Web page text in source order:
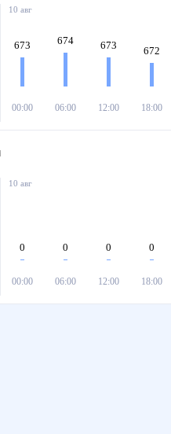
10 авг
673
00:00
674
06:00
673
12:00
672
18:00
10 авг
0
00:00
0
06:00
0
12:00
0
18:00